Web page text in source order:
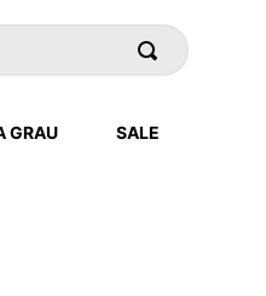
GRAU SALE